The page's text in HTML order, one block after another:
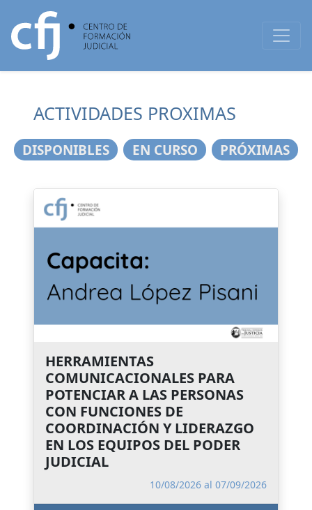
ACTIVIDADES PROXIMAS
DISPONIBLES EN CURSO PRÓXIMAS
HERRAMIENTAS
COMUNICACIONALES PARA
POTENCIAR A LAS PERSONAS
CON FUNCIONES DE
COORDINACIÓN Y LIDERAZGO
EN LOS EQUIPOS DEL PODER
JUDICIAL
10/08/2026 al 07/09/2026